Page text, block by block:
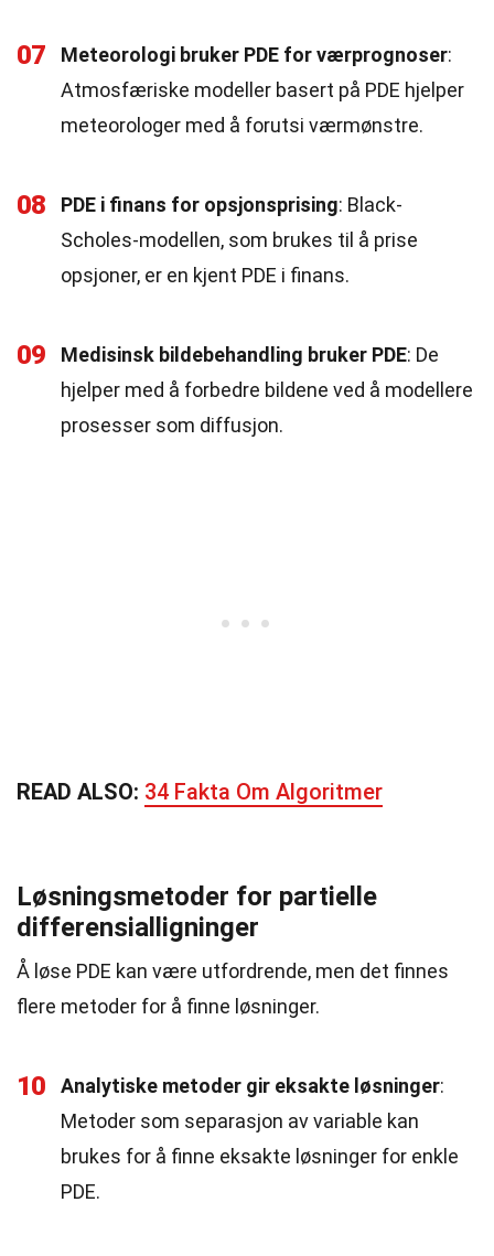
07 Meteorologi bruker PDE for værprognoser:
Atmosfæriske modeller basert på PDE hjelper
meteorologer med å forutsi værmønstre.
08 PDE i finans for opsjonsprising: Black-
Scholes-modellen, som brukes til å prise
opsjoner, er en kjent PDE i finans.
09 Medisinsk bildebehandling bruker PDE: De
hjelper med å forbedre bildene ved å modellere
prosesser som diffusjon.
READ ALSO: 34 Fakta Om Algoritmer
Løsningsmetoder for partielle
differensialligninger
Å løse PDE kan være utfordrende, men det finnes
flere metoder for å finne løsninger.
10 Analytiske metoder gir eksakte løsninger:
Metoder som separasjon av variable kan
brukes for å finne eksakte løsninger for enkle
PDE.